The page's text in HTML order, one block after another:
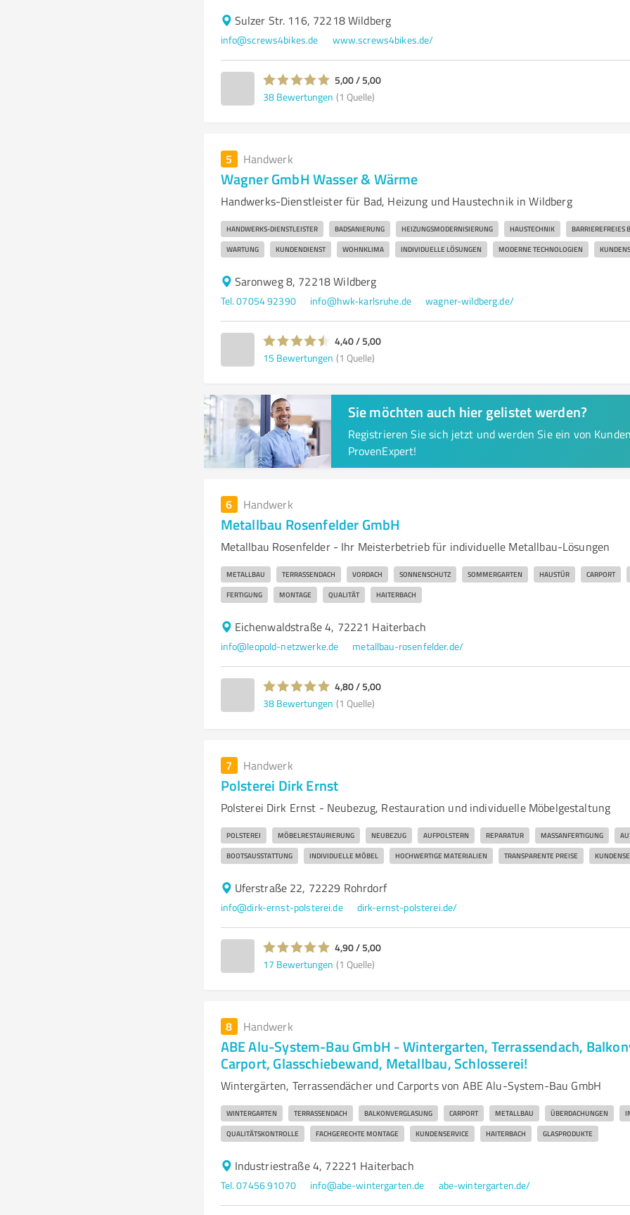
Sulzer Str. 116, 72218 Wildberg
info@screws4bikes.de www.screws4bikes.de/
5,00 / 5,00
38 Bewertungen (1 Quelle)
5 Handwerk
Wagner GmbH Wasser & Wärme
Handwerks-Dienstleister für Bad, Heizung und Haustechnik in Wildberg
HANDWERKS-DIENSTLEISTER BADSANIERUNG HEIZUNGSMODERNISIERUNG HAUSTECHNIK BARRIEREFREIES
WARTUNG KUNDENDIENST WOHNKLIMA INDIVIDUELLE LÖSUNGEN MODERNE TECHNOLOGIEN
Saronweg 8, 72218 Wildberg
Tel. 07054 92390 info@hwk-karlsruhe.de wagner-wildberg.de/
4,40 / 5,00
15 Bewertungen (1 Quelle)
Sie möchten auch hier gelistet werden?
Registrieren Sie sich jetzt und werden Sie ein von
ProvenExpert!
6 Handwerk
Metallbau Rosenfelder GmbH
Metallbau Rosenfelder - Ihr Meisterbetrieb für individuelle Metallbau-Lösungen
METALLBAU TERRASSENDACH VORDACH SONNENSCHUTZ SOMMERGARTEN HAUSTÜR CARPORT
FERTIGUNG MONTAGE QUALITÄT HAITERBACH
Eichenwaldstraße 4, 72221 Haiterbach
info@leopold-netzwerke.de metallbau-rosenfelder.de/
4,80 / 5,00
38 Bewertungen (1 Quelle)
7 Handwerk
Polsterei Dirk Ernst
Polsterei Dirk Ernst - Neubezug, Restauration und individuelle Möbelgestaltung
POLSTEREI MÖBELRESTAURIERUNG NEUBEZUG AUFPOLSTERN REPARATUR MASSANFERTIGUNG
BOOTSAUSSTATTUNG INDIVIDUELLE MÖBEL HOCHWERTIGE MATERIALIEN TRANSPARENTE PREISE
Uferstraße 22, 72229 Rohrdorf
info@dirk-ernst-polsterei.de dirk-ernst-polsterei.de/
4,90 / 5,00
17 Bewertungen (1 Quelle)
8 Handwerk
ABE Alu-System-Bau GmbH - Wintergarten, Terrassendach,
Carport, Glasschiebewand, Metallbau, Schlosserei!
Wintergärten, Terrassendächer und Carports von ABE Alu-System-Bau GmbH
WINTERGARTEN TERRASSENDACH BALKONVERGLASUNG CARPORT METALLBAU ÜBERDACHUNGEN
QUALITÄTSKONTROLLE FACHGERECHTE MONTAGE KUNDENSERVICE HAITERBACH GLASPRODUKTE
Industriestraße 4, 72221 Haiterbach
Tel. 07456 91070 info@abe-wintergarten.de abe-wintergarten.de/